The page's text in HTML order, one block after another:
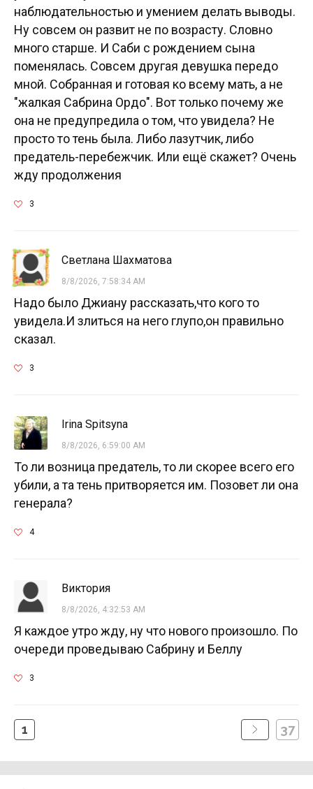
наблюдательностью и умением делать выводы.
Ну совсем он развит не по возрасту. Словно
много старше. И Саби с рождением сына
поменялась. Совсем другая девушка передо
мной. Собранная и готовая ко всему мать, а не
"жалкая Сабрина Ордо". Вот только почему же
она не предупредила о том, что увидела? Не
просто то тень была. Либо лазутчик, либо
предатель-перебежчик. Или ещё скажет? Очень
жду продолжения
3
Светлана Шахматова
8/8/2026, 7:58:34 AM
Надо было Джиану рассказать,что кого то
увидела.И злиться на него глупо,он правильно
сказал.
3
Irina Spitsyna
8/8/2026, 6:59:00 AM
То ли возница предатель, то ли скорее всего его
убили, а та тень притворяется им. Позовет ли она
генерала?
4
Виктория
8/8/2026, 4:32:53 AM
Я каждое утро жду, ну что нового произошло. По
очереди проведываю Сабрину и Беллу
3
1 37